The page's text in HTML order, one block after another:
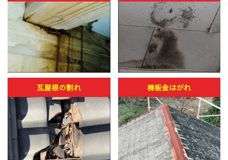
瓦屋根の割れ 棟板金はがれ